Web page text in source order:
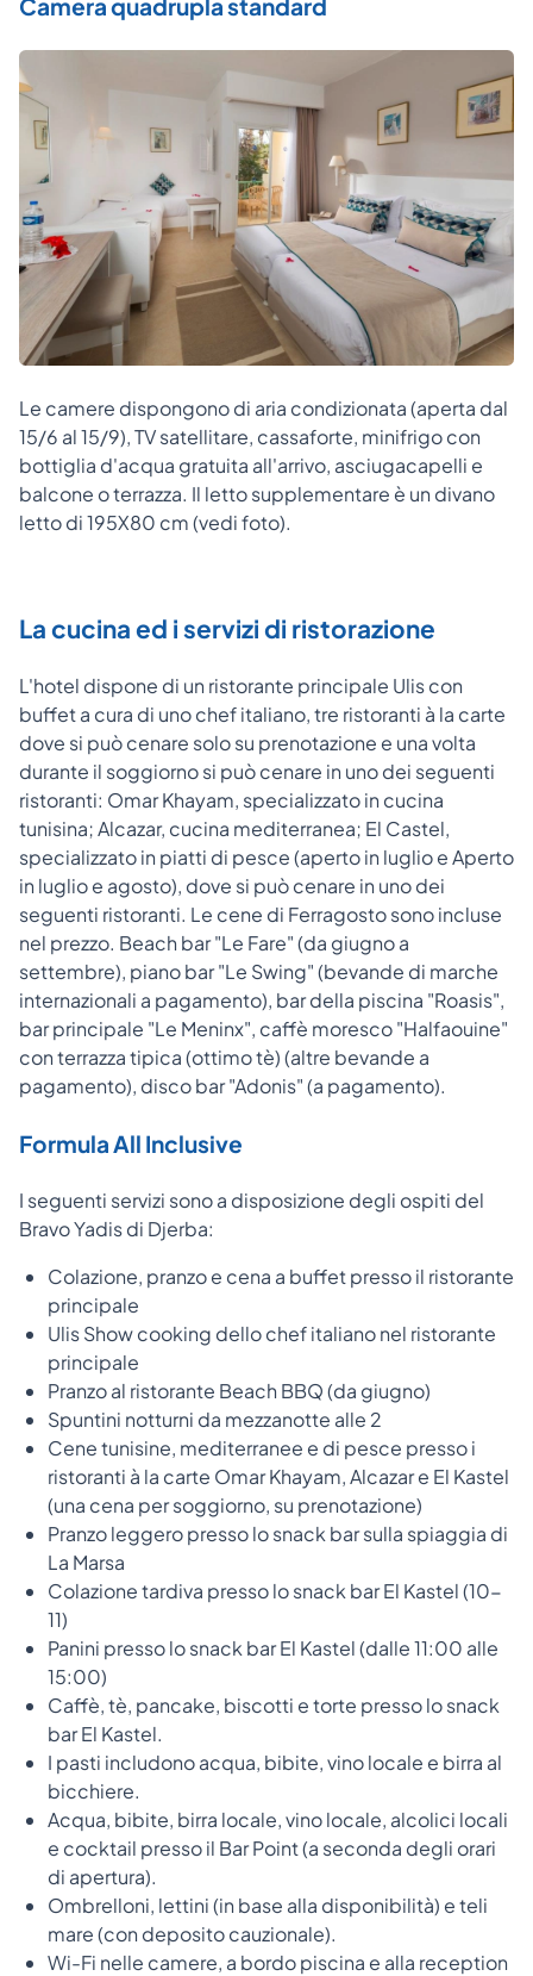
Camera quadrupla standard
Le camere dispongono di aria condizionata (aperta dal
15/6 al 15/9), TV satellitare, cassaforte, minifrigo con
bottiglia d'acqua gratuita all'arrivo, asciugacapelli e
balcone o terrazza. Il letto supplementare è un divano
letto di 195X80 cm (vedi foto).
La cucina ed i servizi di ristorazione
L'hotel dispone di un ristorante principale Ulis con
buffet a cura di uno chef italiano, tre ristoranti à la carte
dove si può cenare solo su prenotazione e una volta
durante il soggiorno si può cenare in uno dei seguenti
ristoranti: Omar Khayam, specializzato in cucina
tunisina; Alcazar, cucina mediterranea; El Castel,
specializzato in piatti di pesce (aperto in luglio e Aperto
in luglio e agosto), dove si può cenare in uno dei
seguenti ristoranti. Le cene di Ferragosto sono incluse
nel prezzo. Beach bar "Le Fare" (da giugno a
settembre), piano bar "Le Swing" (bevande di marche
internazionali a pagamento), bar della piscina "Roasis",
bar principale "Le Meninx", caffè moresco "Halfaouine"
con terrazza tipica (ottimo tè) (altre bevande a
pagamento), disco bar "Adonis" (a pagamento).
Formula All Inclusive
I seguenti servizi sono a disposizione degli ospiti del
Bravo Yadis di Djerba:
Colazione, pranzo e cena a buffet presso il ristorante
principale
Ulis Show cooking dello chef italiano nel ristorante
principale
Pranzo al ristorante Beach BBQ (da giugno)
Spuntini notturni da mezzanotte alle 2
Cene tunisine, mediterranee e di pesce presso i
ristoranti à la carte Omar Khayam, Alcazar e El Kastel
(una cena per soggiorno, su prenotazione)
Pranzo leggero presso lo snack bar sulla spiaggia di
La Marsa
Colazione tardiva presso lo snack bar El Kastel (10-
11)
Panini presso lo snack bar El Kastel (dalle 11:00 alle
15:00)
Caffè, tè, pancake, biscotti e torte presso lo snack
bar El Kastel.
I pasti includono acqua, bibite, vino locale e birra al
bicchiere.
Acqua, bibite, birra locale, vino locale, alcolici locali
e cocktail presso il Bar Point (a seconda degli orari
di apertura).
Ombrelloni, lettini (in base alla disponibilità) e teli
mare (con deposito cauzionale).
Wi-Fi nelle camere, a bordo piscina e alla reception